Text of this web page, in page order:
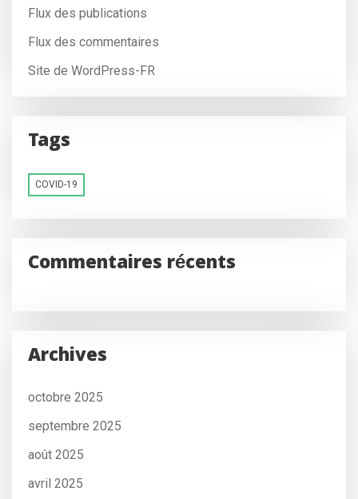
Flux des publications
Flux des commentaires
Site de WordPress-FR
Tags
COVID-19
Commentaires récents
Archives
octobre 2025
septembre 2025
août 2025
avril 2025